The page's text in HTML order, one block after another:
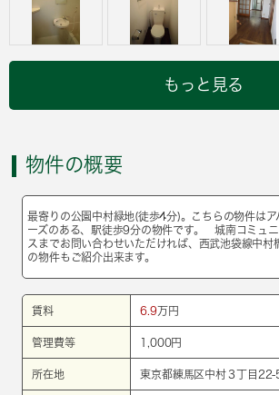
もっと見る
物件の概要
最寄りの公園中村緑地(徒歩4分)。こちらの物件はア
ーズのある、駅徒歩9分の物件です。 城南コミュ
スまでお問い合わせいただければ、西武池袋線中村
の物件もご紹介出来ます。
賃料 6.9 万円
管理費等 1,000円
所在地 東京都練馬区中村３丁目22-